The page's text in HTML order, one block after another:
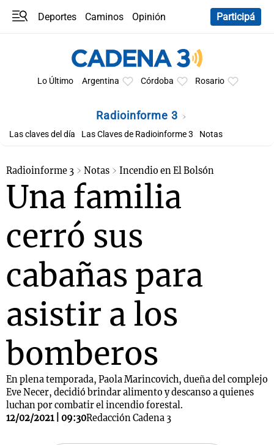
Deportes Caminos
Opinión
Participá
Lo Último Argentina Córdoba Rosario
Radioinforme 3
Las claves del día Las Claves de Radioinforme 3 Notas
Radioinforme 3 Notas Incendio en El Bolsón
Una familia
cerró sus
cabañas para
asistir a los
bomberos
En plena temporada, Paola Marincovich, dueña del complejo
Eve Necer, decidió brindar alimento y descanso a quienes
luchan por combatir el incendio forestal.
12/02/2021 | 09:30Redacción Cadena 3